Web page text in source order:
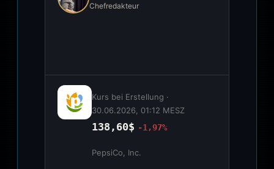
Chefredakteur
Kurs bei Erstellung ·
30.06.2026, 01:12 MESZ
138,60$ -1,97%
PepsiCo, Inc.